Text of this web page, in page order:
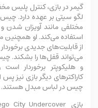
گیمر در بازی، کنترل پلیس
لگو سیتی بر عهده دارد. چیس
مختلفی مانند آویزان شدن
استفاده می‌کند. او همچنین
از قابلیت‌های جدیدی
می‌تواند قفل‌ها را بشکند.
و هلیکوپتر برخوردار
کاراکترهای دیگر بازی نیز
چیس در لباس مبدل هستند.